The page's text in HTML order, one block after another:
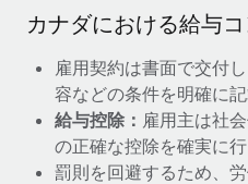
カナダにおける給与
雇用契約は書面で交付
容などの条件を明確に
給与控除： 雇用主は社
の正確な控除を確実に行
罰則を回避するため、